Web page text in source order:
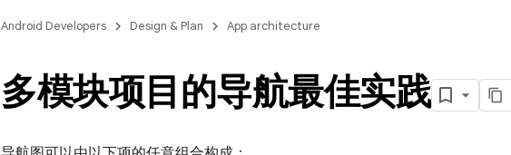
Android Developers Design & Plan App architecture
多模块项目的导航最佳实践